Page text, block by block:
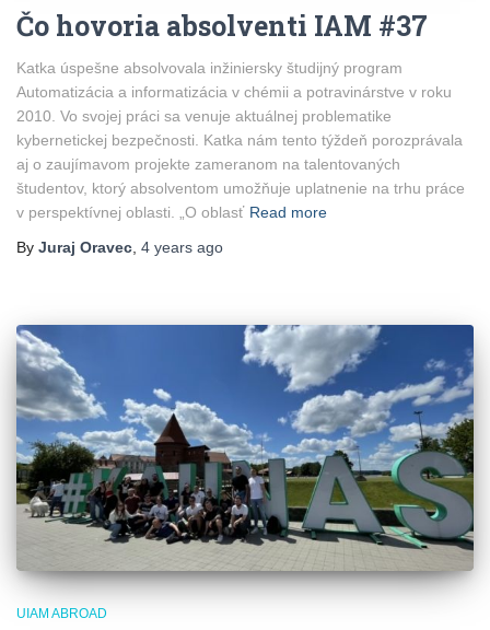
Čo hovoria absolventi IAM #37
Katka úspešne absolvovala inžiniersky študijný program
Automatizácia a informatizácia v chémii a potravinárstve v roku
2010. Vo svojej práci sa venuje aktuálnej problematike
kybernetickej bezpečnosti. Katka nám tento týždeň porozprávala
aj o zaujímavom projekte zameranom na talentovaných
študentov, ktorý absolventom umožňuje uplatnenie na trhu práce
v perspektívnej oblasti. „O oblasť Read more
By Juraj Oravec, 4 years ago
UIAM ABROAD